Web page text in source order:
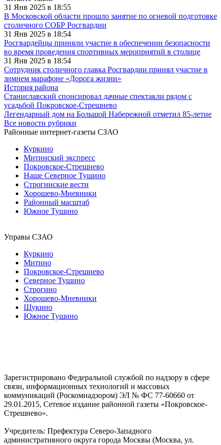
31 Янв 2025 в 18:55
В Московской области прошло занятие по огневой подготовке
столичного СОБР Росгвардии
31 Янв 2025 в 18:54
Росгвардейцы приняли участие в обеспечении безопасности
во время проведения спортивных мероприятий в столице
31 Янв 2025 в 18:54
Сотрудник столичного главка Росгвардии принял участие в
зимнем марафоне «Дорога жизни»
История района
Станиславский спонсировал дачные спектакли рядом с
усадьбой Покровское-Стрешнево
Легендарный дом на Большой Набережной отметил 85-летие
Все новости рубрики
Районные интернет-газеты СЗАО
Куркино
Митинский экспресс
Покровское-Стрешнево
Наше Северное Тушино
Строгинские вести
Хорошево-Мневники
Районный масштаб
Южное Тушино
Управы СЗАО
Куркино
Митино
Покровское-Стрешнево
Северное Тушино
Строгино
Хорошево-Мневники
Щукино
Южное Тушино
Зарегистрировано Федеральной службой по надзору в сфере
связи, информационных технологий и массовых
коммуникаций (Роскомнадзором) ЭЛ № ФС 77-60660 от
29.01.2015, Сетевое издание районной газеты «Покровское-
Стрешнево».
Учредитель: Префектура Северо-Западного
административного округа города Москвы (Москва, ул.